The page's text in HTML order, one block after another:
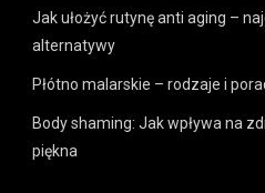
Jak ułożyć rutynę anti aging –
alternatywy
Płótno malarskie – rodzaje i
Body shaming: Jak wpływa na
piękna